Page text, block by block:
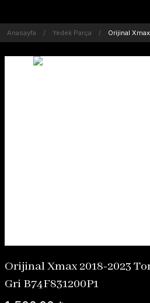
Anasayfa Yedek Parça Orijinal
Orijinal Xmax 2018-2023
Gri B74F831200P1